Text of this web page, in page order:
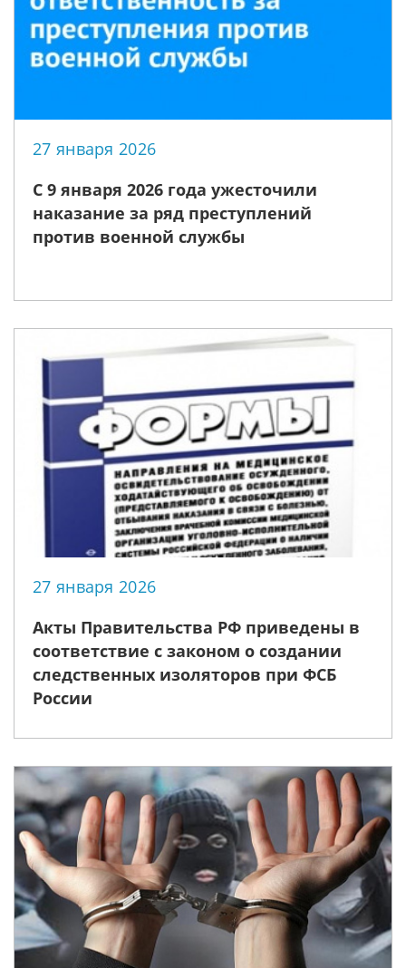
27 января 2026
С 9 января 2026 года ужесточили
наказание за ряд преступлений
против военной службы
27 января 2026
Акты Правительства РФ приведены в
соответствие с законом о создании
следственных изоляторов при ФСБ
России